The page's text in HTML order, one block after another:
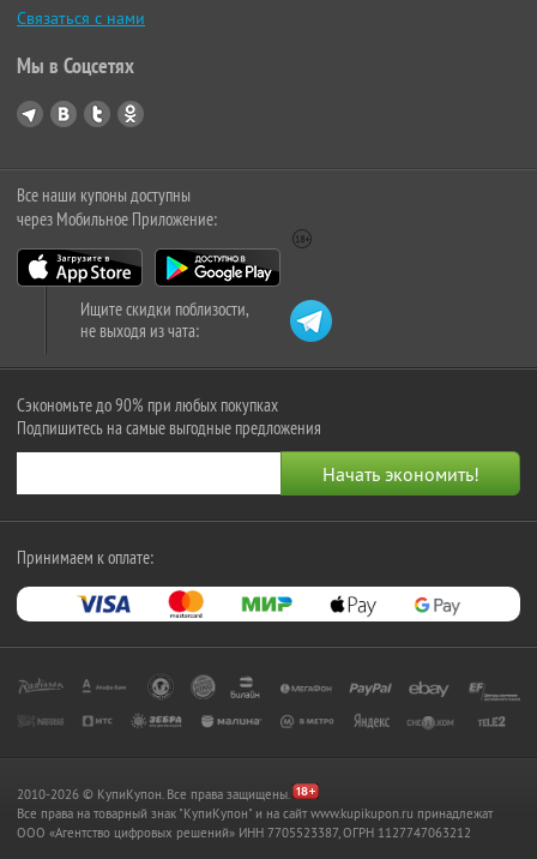
Связаться с нами
Мы в Соцсетях
Все наши купоны доступны
через Мобильное Приложение:
Ищите скидки поблизости,
не выходя из чата:
Сэкономьте до 90% при любых покупках
Подпишитесь на самые выгодные предложения
Принимаем к оплате:
2010-2026 © КупиКупон. Все права защищены.
Все права на товарный знак "КупиКупон" и на сайт www.kupikupon.ru принадлежат
OOO «Агентство цифровых решений» ИНН 7705523387, ОГРН 1127747063212